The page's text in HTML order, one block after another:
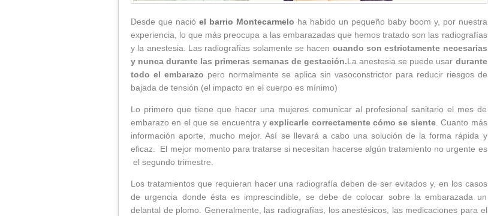
Desde que nació el barrio Montecarmelo ha habido un pequeño baby boom y, por nuestra
experiencia, lo que más preocupa a las embarazadas que hemos tratado son las radiografías
y la anestesia. Las radiografías solamente se hacen cuando son estrictamente necesarias
y nunca durante las primeras semanas de gestación.La anestesia se puede usar durante
todo el embarazo pero normalmente se aplica sin vasoconstrictor para reducir riesgos de
bajada de tensión (el impacto en el cuerpo es mínimo)
Lo primero que tiene que hacer una mujeres comunicar al profesional sanitario el mes de
embarazo en el que se encuentra yexplicarle correctamente cómo se siente. Cuanto más
información aporte, mucho mejor. Así se llevará a cabo una solución de la forma rápida y
eficaz. El mejor momento para tratarse si necesitan hacerse algún tratamiento no urgente es
el segundo trimestre.
Los tratamientos que requieran hacer una radiografía deben de ser evitados y, en los casos
de urgencia donde ésta es imprescindible, se debe de colocar sobre la embarazada un
delantal de plomo. Generalmente, las radiografías, los anestésicos, las medicaciones para el